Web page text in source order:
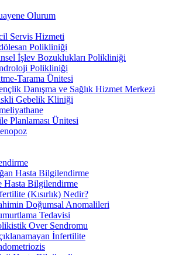
Olurum
Servis Hizmeti
Polikliniği
İşlev Bozuklukları Polikliniği
Polikliniği
Tarama Ünitesi
Danışma ve Sağlık Hizmet Merkezi
Gebelik Kliniği
Planlaması Ünitesi
Hasta Bilgilendirme
Hasta Bilgilendirme
(Kısırlık) Nedir?
Doğumsal Anomalileri
Tedavisi
Over Sendromu
İnfertilite